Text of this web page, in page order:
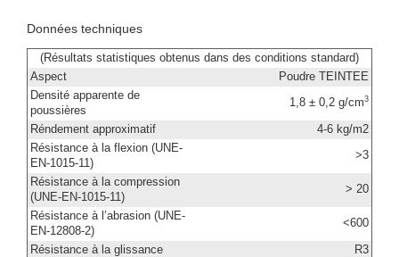
Données techniques
(Résultats statistiques obtenus dans des conditions standard)
Aspect
Poudre TEINTEE
Densité apparente de
poussières
1,8 ± 0,2 g/cm3
Réndement approximatif
4-6 kg/m2
Résistance à la flexion (UNE-
EN-1015-11)
>3
Résistance à la compression
(UNE-EN-1015-11)
> 20
Résistance à l’abrasion (UNE-
EN-12808-2)
<600
Résistance à la glissance R3